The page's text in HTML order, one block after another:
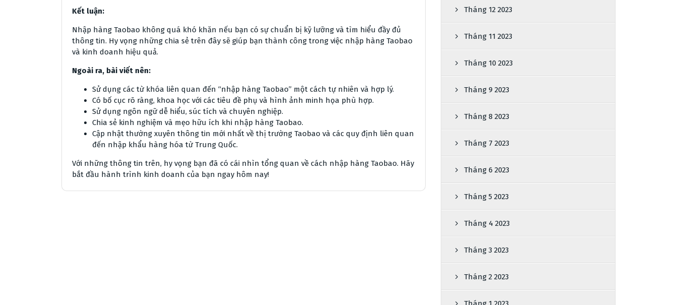
Kết luận:
Nhập hàng Taobao không quá khó khăn nếu bạn có sự chuẩn bị kỹ lưỡng và tìm hiểu đầy đủ
thông tin. Hy vọng những chia sẻ trên đây sẽ giúp bạn thành công trong việc nhập hàng Taobao
và kinh doanh hiệu quả.
Ngoài ra, bài viết nên:
Sử dụng các từ khóa liên quan đến “nhập hàng Taobao” một cách tự nhiên và hợp lý.
Có bố cục rõ ràng, khoa học với các tiêu đề phụ và hình ảnh minh họa phù hợp.
Sử dụng ngôn ngữ dễ hiểu, súc tích và chuyên nghiệp.
Chia sẻ kinh nghiệm và mẹo hữu ích khi nhập hàng Taobao.
Cập nhật thường xuyên thông tin mới nhất về thị trường Taobao và các quy định liên quan
đến nhập khẩu hàng hóa từ Trung Quốc.
Với những thông tin trên, hy vọng bạn đã có cái nhìn tổng quan về cách nhập hàng Taobao. Hãy
bắt đầu hành trình kinh doanh của bạn ngay hôm nay!
Tháng 12 2023
Tháng 11 2023
Tháng 10 2023
Tháng 9 2023
Tháng 8 2023
Tháng 7 2023
Tháng 6 2023
Tháng 5 2023
Tháng 4 2023
Tháng 3 2023
Tháng 2 2023